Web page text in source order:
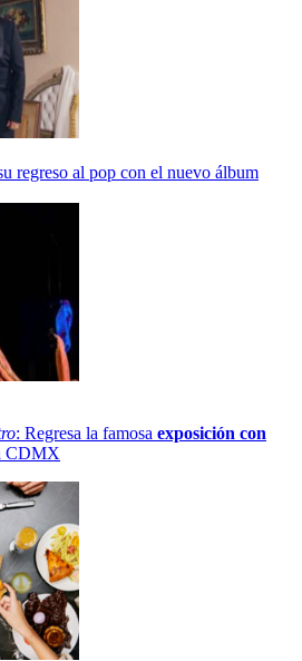
regreso al pop con el nuevo álbum
: Regresa la famosa exposición con
CDMX